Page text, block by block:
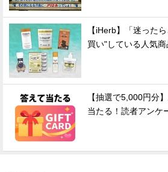
【iHerb】「迷った
買い"している人気商
【抽選で5,000円分
当たる！読者アンケ